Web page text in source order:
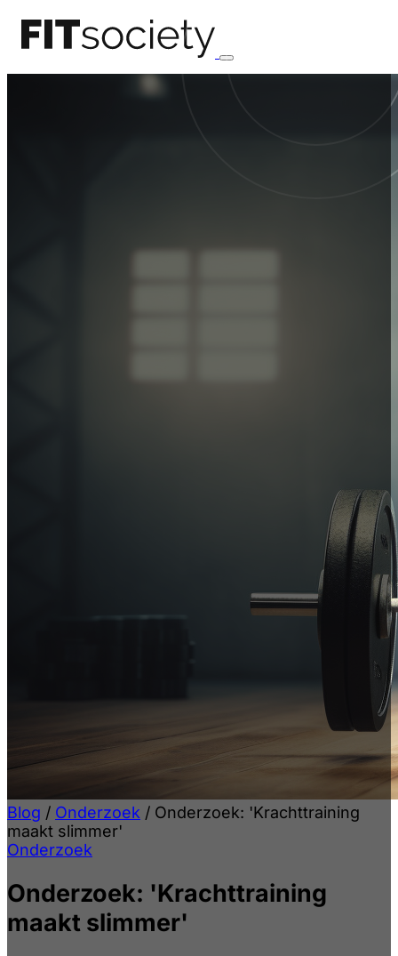
Blog / Onderzoek / Onderzoek: 'Krachttraining
maakt slimmer'
Onderzoek
Onderzoek: 'Krachttraining
maakt slimmer'